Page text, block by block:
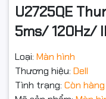
U2725QE
5ms/ 120Hz/
Loại: Màn hình
Thương hiệu: Dell
Tình trạng: Còn hàng
Thời gian
đáp ứng
5ms
Tần số quét 120Hz
Độ sáng 600cd/m2